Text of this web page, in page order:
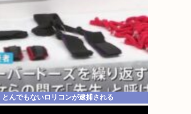
とんでもないロリコンが逮捕される